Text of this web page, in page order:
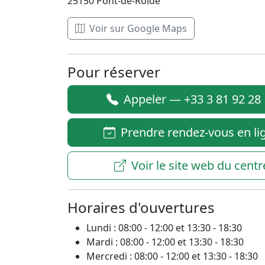
Voir sur Google Maps
Pour réserver
Appeler — +33 3 81 92 28
Prendre rendez-vous en
Voir le site web du
Horaires d'ouvertures
Lundi : 08:00 - 12:00 et 13:30 - 18:30
Mardi : 08:00 - 12:00 et 13:30 - 18:30
Mercredi : 08:00 - 12:00 et 13:30 - 18:30